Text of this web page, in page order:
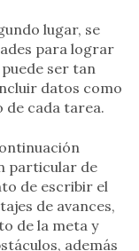
lugar, se
para lograr
ser tan
datos como
de cada tarea.
particular de
de escribir el
de avances,
de la meta y
además